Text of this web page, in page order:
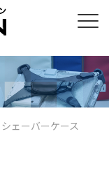
シェーバーケース